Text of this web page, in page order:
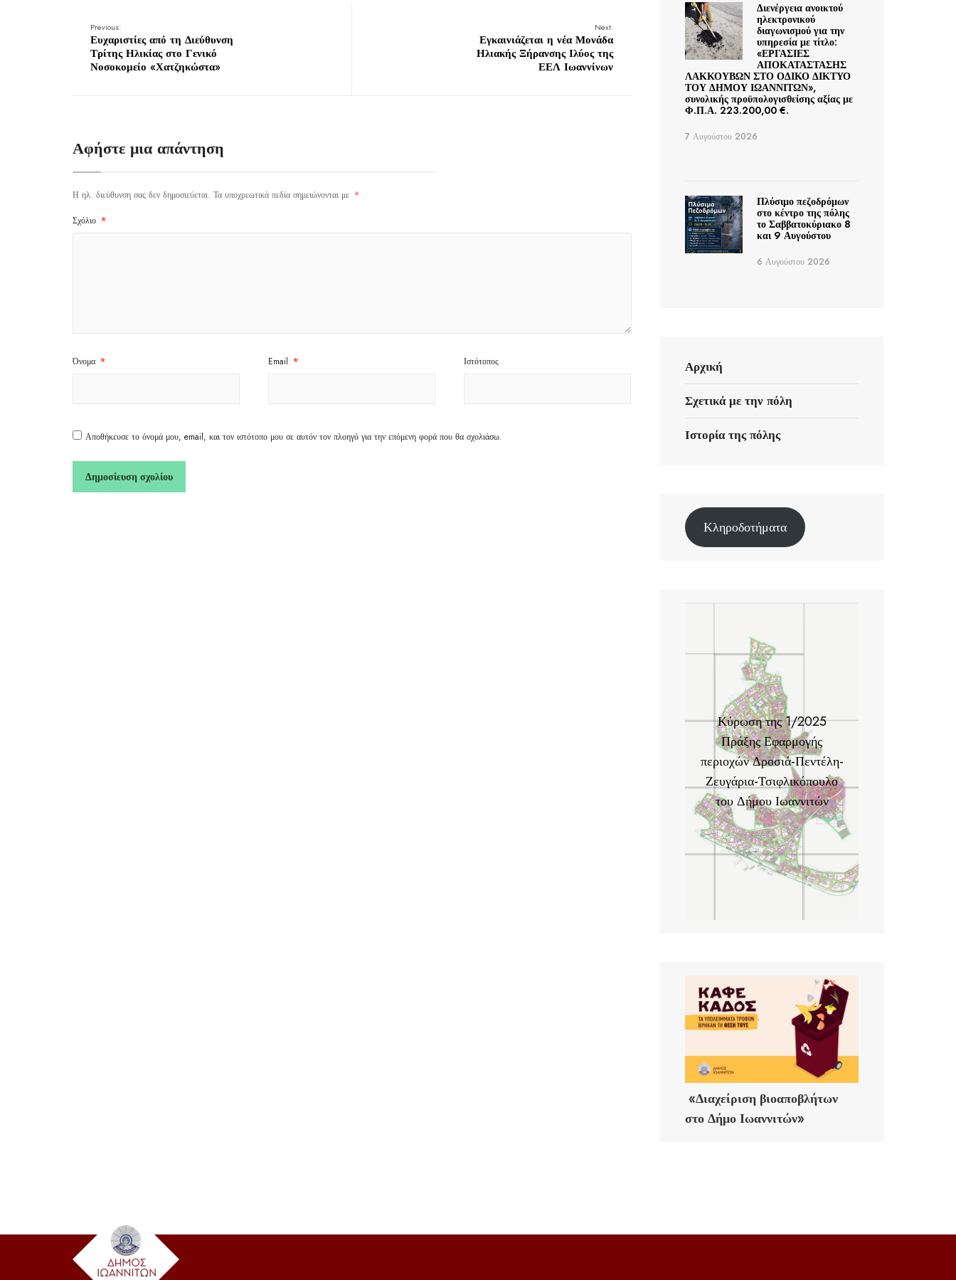
Previous:
Ευχαριστίες από τη Διεύθυνση
Τρίτης Ηλικίας στο Γενικό
Νοσοκομείο «Χατζηκώστα»
Next:
Εγκαινιάζεται η νέα Μονάδα
Ηλιακής Ξήρανσης Ιλύος της
ΕΕΛ Ιωαννίνων
Αφήστε μια απάντηση
Η ηλ. διεύθυνση σας δεν δημοσιεύεται. Τα υποχρεωτικά πεδία σημειώνονται με *
Σχόλιο *
Όνομα * Email * Ιστότοπος
Αποθήκευσε το όνομά μου, email, και τον ιστότοπο μου σε αυτόν τον πλοηγό για την επόμενη φορά που θα σχολιάσω.
Διενέργεια ανοικτού
ηλεκτρονικού
διαγωνισμού για την
υπηρεσία με τίτλο:
«ΕΡΓΑΣΙΕΣ
ΑΠΟΚΑΤΑΣΤΑΣΗΣ
ΛΑΚΚΟΥΒΩΝ ΣΤΟ ΟΔΙΚΟ ΔΙΚΤΥΟ
ΤΟΥ ΔΗΜΟΥ ΙΩΑΝΝΙΤΩΝ»,
συνολικής προϋπολογισθείσης αξίας με
Φ.Π.Α. 223.200,00 €.
7 Αυγούστου 2026
Πλύσιμο πεζοδρόμων
στο κέντρο της πόλης
το Σαββατοκύριακο 8
και 9 Αυγούστου
6 Αυγούστου 2026
Αρχική
Σχετικά με την πόλη
Ιστορία της πόλης
Κληροδοτήματα
Κύρωση της 1/2025
Πράξης Εφαρμογής
περιοχών Δροσιά-Πεντέλη-
Ζευγάρια-Τσιφλικόπουλο
του Δήμου Ιωαννιτών
«Διαχείριση βιοαποβλήτων
στο Δήμο Ιωαννιτών»